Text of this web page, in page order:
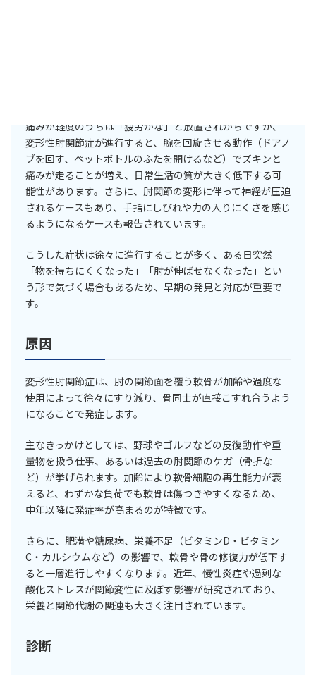
痛みが軽度のうちは「疲労かな」と放置されがちですが、
変形性肘関節症が進行すると、腕を回旋させる動作（ドアノ
ブを回す、ペットボトルのふたを開けるなど）でズキンと
痛みが走ることが増え、日常生活の質が大きく低下する可
能性があります。さらに、肘関節の変形に伴って神経が圧迫
されるケースもあり、手指にしびれや力の入りにくさを感じ
るようになるケースも報告されています。
こうした症状は徐々に進行することが多く、ある日突然
「物を持ちにくくなった」「肘が伸ばせなくなった」とい
う形で気づく場合もあるため、早期の発見と対応が重要で
す。
原因
変形性肘関節症は、肘の関節面を覆う軟骨が加齢や過度な
使用によって徐々にすり減り、骨同士が直接こすれ合うよう
になることで発症します。
主なきっかけとしては、野球やゴルフなどの反復動作や重
量物を扱う仕事、あるいは過去の肘関節のケガ（骨折な
ど）が挙げられます。加齢により軟骨細胞の再生能力が衰
えると、わずかな負荷でも軟骨は傷つきやすくなるため、
中年以降に発症率が高まるのが特徴です。
さらに、肥満や糖尿病、栄養不足（ビタミンD・ビタミン
C・カルシウムなど）の影響で、軟骨や骨の修復力が低下す
ると一層進行しやすくなります。近年、慢性炎症や過剰な
酸化ストレスが関節変性に及ぼす影響が研究されており、
栄養と関節代謝の関連も大きく注目されています。
診断